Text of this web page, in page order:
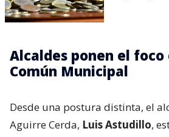
Alcaldes ponen el foco
Común Municipal
Desde una postura distinta, el
Aguirre Cerda, Luis Astudillo,